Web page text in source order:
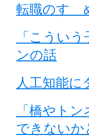
転職のすゝ
「こうい
ンの話
人工知能
「橋やト
できないか